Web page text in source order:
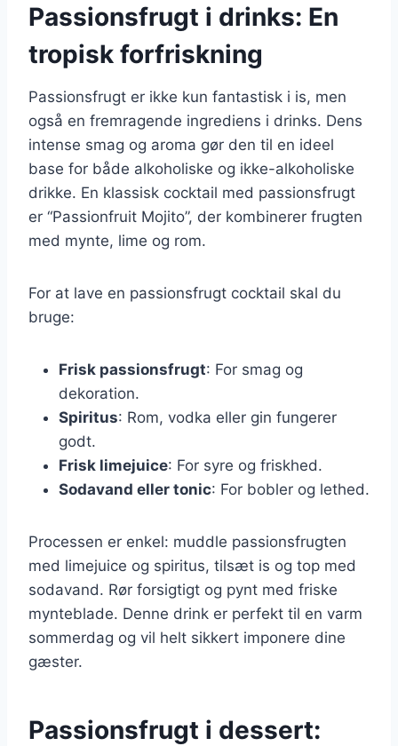
Passionsfrugt i drinks: En
tropisk forfriskning
Passionsfrugt er ikke kun fantastisk i is, men
også en fremragende ingrediens i drinks. Dens
intense smag og aroma gør den til en ideel
base for både alkoholiske og ikke-alkoholiske
drikke. En klassisk cocktail med passionsfrugt
er “Passionfruit Mojito”, der kombinerer frugten
med mynte, lime og rom.
For at lave en passionsfrugt cocktail skal du
bruge:
Frisk passionsfrugt: For smag og
dekoration.
Spiritus: Rom, vodka eller gin fungerer
godt.
Frisk limejuice: For syre og friskhed.
Sodavand eller tonic: For bobler og lethed.
Processen er enkel: muddle passionsfrugten
med limejuice og spiritus, tilsæt is og top med
sodavand. Rør forsigtigt og pynt med friske
mynteblade. Denne drink er perfekt til en varm
sommerdag og vil helt sikkert imponere dine
gæster.
Passionsfrugt i dessert: